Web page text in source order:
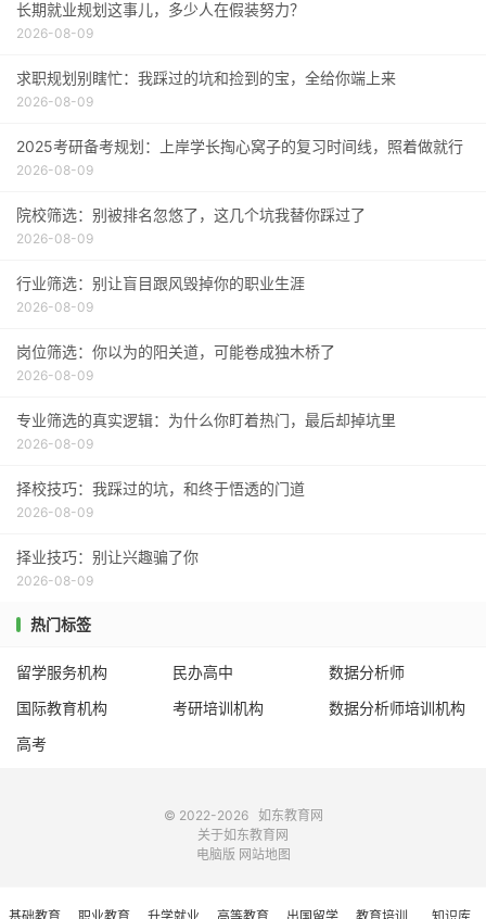
长期就业规划这事儿，多少人在假装努力？
2026-08-09
求职规划别瞎忙：我踩过的坑和捡到的宝，全给你端上来
2026-08-09
2025考研备考规划：上岸学长掏心窝子的复习时间线，照着做就行
2026-08-09
院校筛选：别被排名忽悠了，这几个坑我替你踩过了
2026-08-09
行业筛选：别让盲目跟风毁掉你的职业生涯
2026-08-09
岗位筛选：你以为的阳关道，可能卷成独木桥了
2026-08-09
专业筛选的真实逻辑：为什么你盯着热门，最后却掉坑里
2026-08-09
择校技巧：我踩过的坑，和终于悟透的门道
2026-08-09
择业技巧：别让兴趣骗了你
2026-08-09
热门标签
留学服务机构 民办高中
数据分析师
国际教育机构
考研培训机构
数据分析师培训机构
高考
© 2022-2026 如东教育网
关于如东教育网
电脑版 网站地图